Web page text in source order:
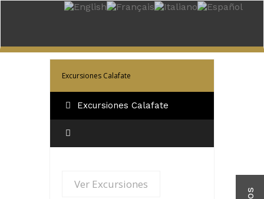
Ver Excursiones
Excursiones Calafate
Excursiones Calafate
Ver Excursiones